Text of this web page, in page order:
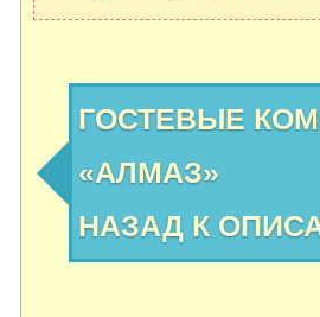
ГОСТЕВЫЕ
«АЛМАЗ»
НАЗАД К